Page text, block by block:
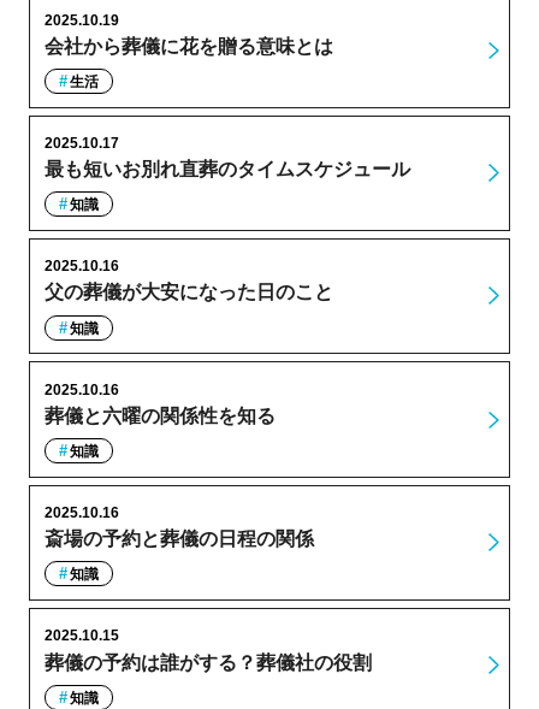
会社から葬儀に花を贈る意味とは
2025.10.19
生活
最も短いお別れ直葬のタイムスケジュール
2025.10.17
知識
父の葬儀が大安になった日のこと
2025.10.16
知識
葬儀と六曜の関係性を知る
2025.10.16
知識
斎場の予約と葬儀の日程の関係
2025.10.16
知識
葬儀の予約は誰がする？葬儀社の役割
2025.10.15
知識